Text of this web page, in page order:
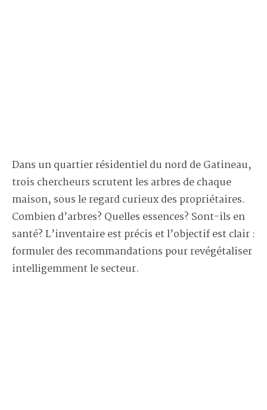
Dans un quartier résidentiel du nord de Gatineau,
trois chercheurs scrutent les arbres de chaque
maison, sous le regard curieux des propriétaires.
Combien d’arbres? Quelles essences? Sont-ils en
santé? L’inventaire est précis et l’objectif est clair :
formuler des recommandations pour revégétaliser
intelligemment le secteur.